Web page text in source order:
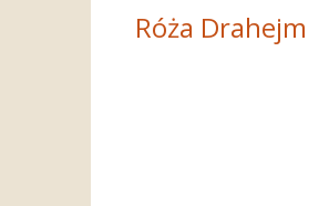
Róża Drahejm